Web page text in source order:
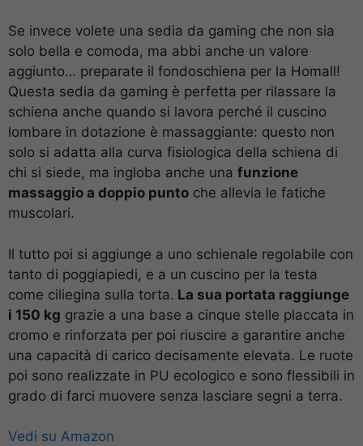
Se invece volete una sedia da gaming che non sia
solo bella e comoda, ma abbi anche un valore
aggiunto… preparate il fondoschiena per la Homall!
Questa sedia da gaming è perfetta per rilassare la
schiena anche quando si lavora perché il cuscino
lombare in dotazione è massaggiante: questo non
solo si adatta alla curva fisiologica della schiena di
chi si siede, ma ingloba anche una funzione
massaggio a doppio punto che allevia le fatiche
muscolari.
Il tutto poi si aggiunge a uno schienale regolabile con
tanto di poggiapiedi, e a un cuscino per la testa
come ciliegina sulla torta. La sua portata raggiunge
i 150 kg grazie a una base a cinque stelle placcata in
cromo e rinforzata per poi riuscire a garantire anche
una capacità di carico decisamente elevata. Le ruote
poi sono realizzate in PU ecologico e sono flessibili in
grado di farci muovere senza lasciare segni a terra.
Vedi su Amazon